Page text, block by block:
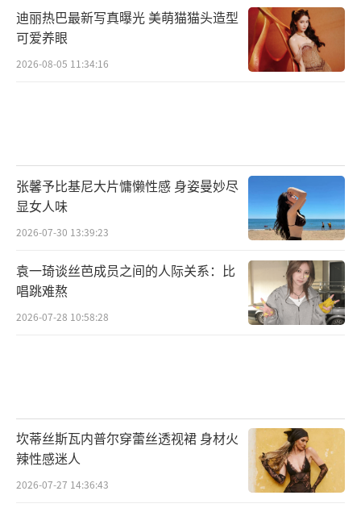
迪丽热巴最新写真曝光 美萌猫猫头造型
可爱养眼
2026-08-05 11:34:16
张馨予比基尼大片慵懒性感 身姿曼妙尽
显女人味
2026-07-30 13:39:23
袁一琦谈丝芭成员之间的人际关系：比
唱跳难熬
2026-07-28 10:58:28
坎蒂丝斯瓦内普尔穿蕾丝透视裙 身材火
辣性感迷人
2026-07-27 14:36:43